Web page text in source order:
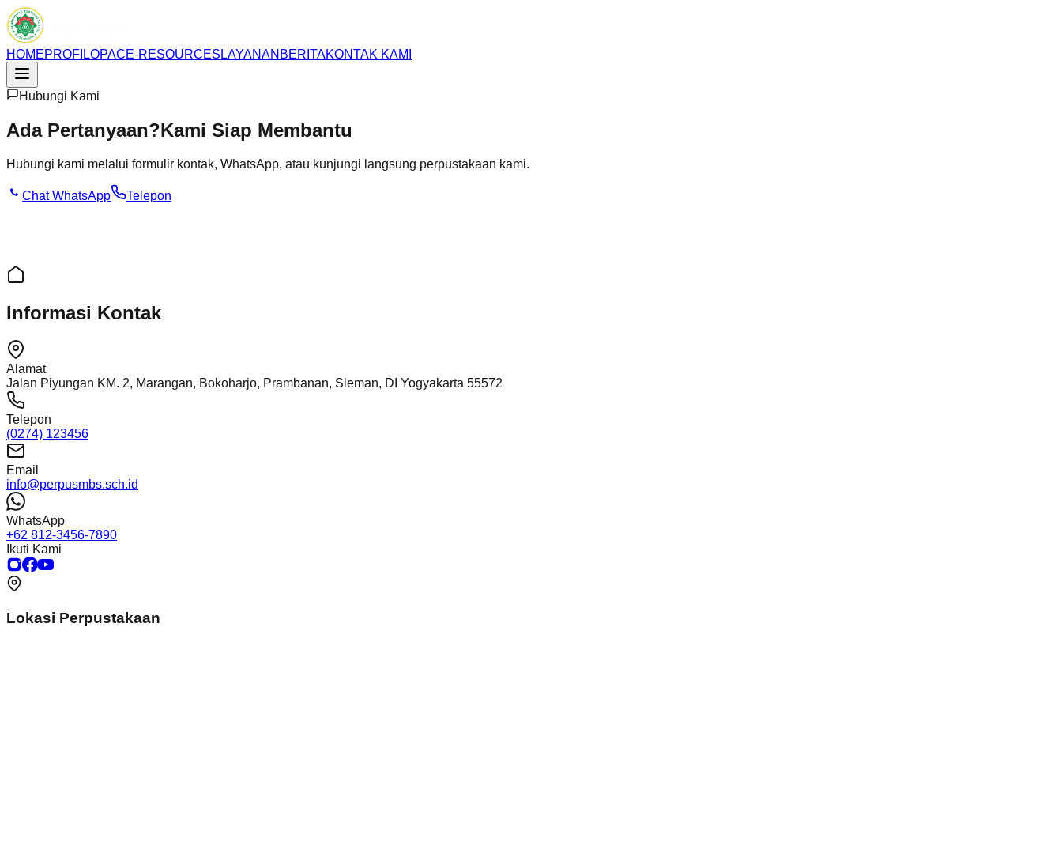
HOMEPROFILOPACE-RESOURCES LAYANAN BERITAKONTAK KAMI
Hubungi Kami
Ada Pertanyaan?Kami Siap Membantu
Hubungi kami melalui formulir kontak, WhatsApp, atau kunjungi langsung perpustakaan kami.
Chat WhatsApp Telepon
Informasi Kontak
Alamat
Jalan Piyungan KM. 2, Marangan, Bokoharjo, Prambanan, Sleman, DI Yogyakarta 55572
Telepon
(0274) 123456
Email
info@perpusmbs.sch.id
WhatsApp
+62 812-3456-7890
Ikuti Kami
Lokasi Perpustakaan